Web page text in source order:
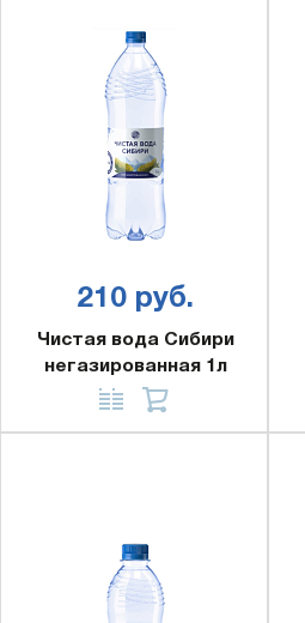
210 руб.
Чистая вода Сибири
негазированная 1л